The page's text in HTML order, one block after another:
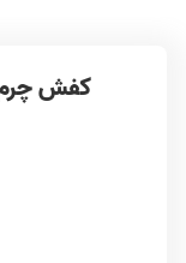
کفش چرم